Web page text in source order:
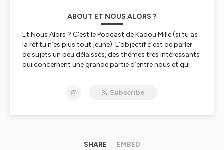
ABOUT ET NOUS ALORS ?
Et Nous Alors ? C'est le Podcast de Kadou Mille (si tu as
la réf tu n’es plus tout jeune). L’objectif c’est de parler
de sujets un peu délaissés, des thèmes très intéressants
qui concernent une grande partie d’entre nous et qui
Ça vous est déjà arrivé de vous dire : Ah bon ça existe ?
Subscribe
SHARE EMBED